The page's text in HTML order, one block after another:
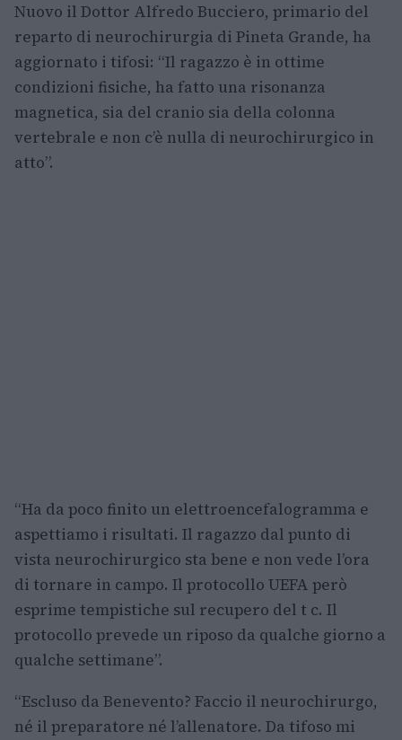
Nuovo il Dottor Alfredo Bucciero, primario del
reparto di neurochirurgia di Pineta Grande, ha
aggiornato i tifosi: “Il ragazzo è in ottime
condizioni fisiche, ha fatto una risonanza
magnetica, sia del cranio sia della colonna
vertebrale e non c’è nulla di neurochirurgico in
atto”.
“Ha da poco finito un elettroencefalogramma e
aspettiamo i risultati. Il ragazzo dal punto di
vista neurochirurgico sta bene e non vede l’ora
di tornare in campo. Il protocollo UEFA però
esprime tempistiche sul recupero del t c. Il
protocollo prevede un riposo da qualche giorno a
qualche settimane”.
“Escluso da Benevento? Faccio il neurochirurgo,
né il preparatore né l’allenatore. Da tifoso mi